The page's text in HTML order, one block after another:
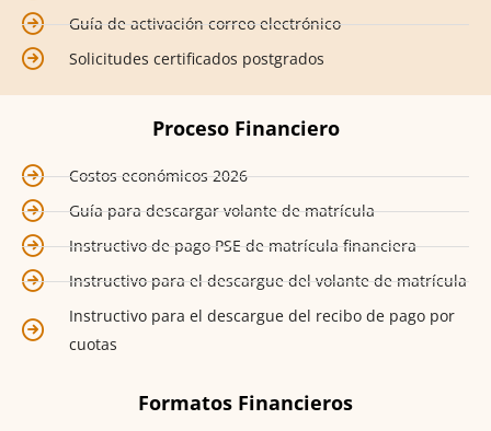
Guía de activación correo electrónico
Solicitudes certificados postgrados
Proceso Financiero
Costos económicos 2026
Guía para descargar volante de matrícula
Instructivo de pago PSE de matrícula financiera
Instructivo para el descargue del volante de matrícula
Instructivo para el descargue del recibo de pago por
cuotas
Formatos Financieros